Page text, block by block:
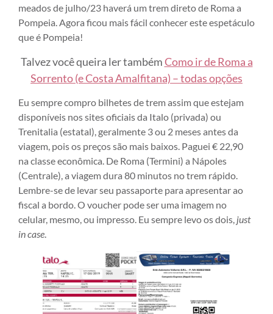
meados de julho/23 haverá um trem direto de Roma a
Pompeia. Agora ficou mais fácil conhecer este espetáculo
que é Pompeia!
Talvez você queira ler tambémComo ir de Roma a
Sorrento (e Costa Amalfitana) – todas opções
Eu sempre compro bilhetes de trem assim que estejam
disponíveis nos sites oficiais da Italo (privada) ou
Trenitalia (estatal), geralmente 3 ou 2 meses antes da
viagem, pois os preços são mais baixos. Paguei € 22,90
na classe econômica. De Roma (Termini) a Nápoles
(Centrale), a viagem dura 80 minutos no trem rápido.
Lembre-se de levar seu passaporte para apresentar ao
fiscal a bordo. O voucher pode ser uma imagem no
celular, mesmo, ou impresso. Eu sempre levo os dois, just
in case.